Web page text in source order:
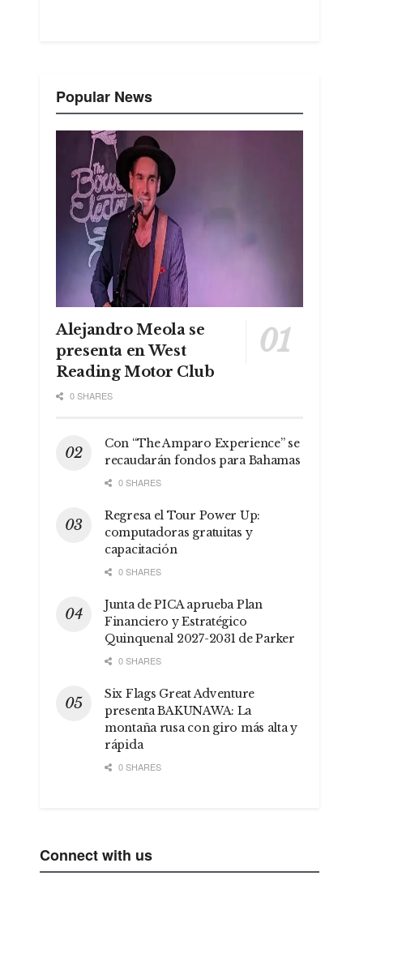
Popular News
Alejandro Meola se
presenta en West
Reading Motor Club
0 SHARES
Con “The Amparo Experience” se
recaudarán fondos para Bahamas
0 SHARES
Regresa el Tour Power Up:
computadoras gratuitas y
capacitación
0 SHARES
Junta de PICA aprueba Plan
Financiero y Estratégico
Quinquenal 2027-2031 de Parker
0 SHARES
Six Flags Great Adventure
presenta BAKUNAWA: La
montaña rusa con giro más alta y
rápida
0 SHARES
Connect with us